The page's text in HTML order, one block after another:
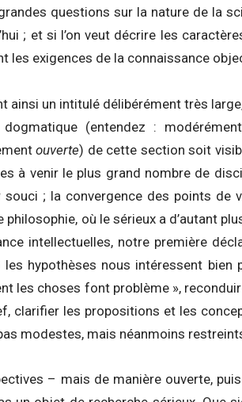
questions sur la nature de la
; et si l’on veut décrire les
les exigences de la connaissance
ainsi un intitulé délibérément très
(entendez : modérément
ouverte) de cette section soit
à venir le plus grand nombre de
; la convergence des points de
philosophie, où le sérieux a d’autant
intellectuelles, notre première
hypothèses nous intéressent bien
les choses font problème »,
clarifier les propositions et les
modestes, mais néanmoins
– mais de manière ouverte,